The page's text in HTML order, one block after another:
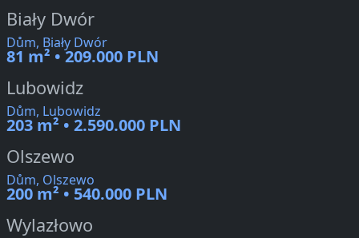
Biały Dwór
Dům, Biały Dwór
81 m² • 209.000 PLN
Lubowidz
Dům, Lubowidz
203 m² • 2.590.000 PLN
Olszewo
Dům, Olszewo
200 m² • 540.000 PLN
Wylazłowo